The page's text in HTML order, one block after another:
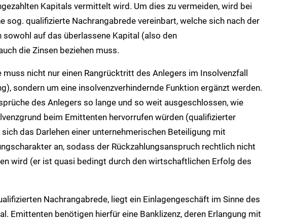
Kapitals vermittelt wird. Um dies zu vermeiden, wird bei
sog. qualifizierte Nachrangabrede vereinbart, welche sich nach der
auf das überlassene Kapital (also den
die Zinsen beziehen muss.
nicht nur einen Rangrücktritt des Anlegers im Insolvenzfall
sondern um eine insolvenzverhindernde Funktion ergänzt werden.
des Anlegers so lange und so weit ausgeschlossen, wie
beim Emittenten hervorrufen würden (qualifizierter
das Darlehen einer unternehmerischen Beteiligung mit
an, sodass der Rückzahlungsanspruch rechtlich nicht
wird (er ist quasi bedingt durch den wirtschaftlichen Erfolg des
Nachrangabrede, liegt ein Einlagengeschäft im Sinne des
Emittenten benötigen hierfür eine Banklizenz, deren Erlangung mit